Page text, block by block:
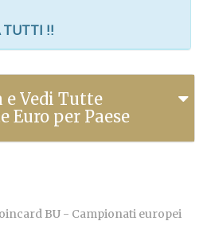
TUTTI !!
e Vedi Tutte
Euro per Paese
BU - Campionati europei